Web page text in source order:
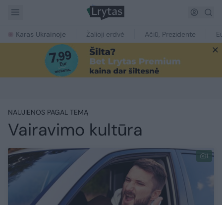
Karas Ukrainoje Žalioji erdvė Ačiū, Prezidente
NAUJIENOS PAGAL TEMĄ
Vairavimo kultūra
1